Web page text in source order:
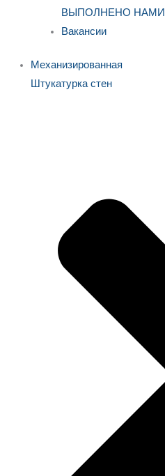
ВЫПОЛНЕНО НАМИ
Вакансии
Механизированная
Штукатурка стен